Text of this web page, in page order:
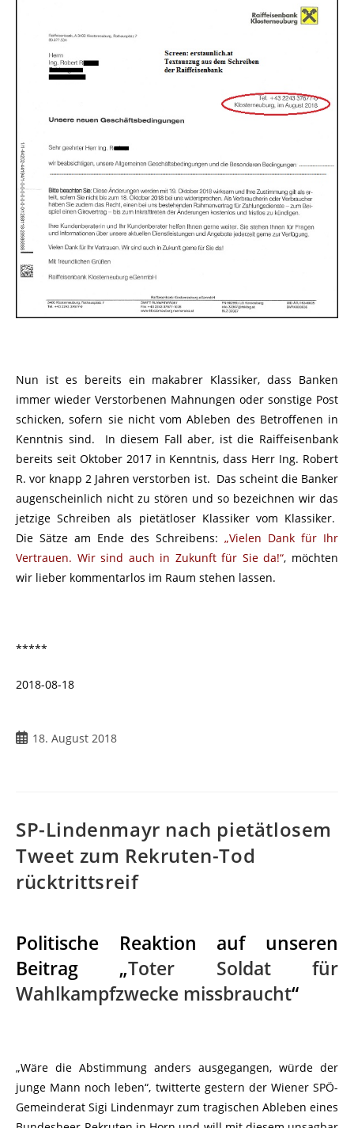
Nun ist es bereits ein makabrer Klassiker, dass Banken
immer wieder Verstorbenen Mahnungen oder sonstige Post
schicken, sofern sie nicht vom Ableben des Betroffenen in
Kenntnis sind. In diesem Fall aber, ist die Raiffeisenbank
bereits seit Oktober 2017 in Kenntnis, dass Herr Ing. Robert
R. vor knapp 2 Jahren verstorben ist. Das scheint die Banker
augenscheinlich nicht zu stören und so bezeichnen wir das
jetzige Schreiben als pietätloser Klassiker vom Klassiker.
Die Sätze am Ende des Schreibens: „Vielen Dank für Ihr
Vertrauen. Wir sind auch in Zukunft für Sie da!“, möchten
wir lieber kommentarlos im Raum stehen lassen.
*****
2018-08-18
18. August 2018
SP-Lindenmayr nach pietätlosem
Tweet zum Rekruten-Tod
rücktrittsreif
Politische Reaktion auf unseren
Beitrag „Toter Soldat für
Wahlkampfzwecke missbraucht“
„Wäre die Abstimmung anders ausgegangen, würde der
junge Mann noch leben“, twitterte gestern der Wiener SPÖ-
Gemeinderat Sigi Lindenmayr zum tragischen Ableben eines